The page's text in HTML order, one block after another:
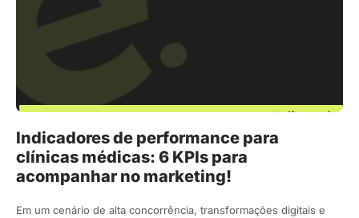
Indicadores de performance para
clínicas médicas: 6 KPIs para
acompanhar no marketing!
Em um cenário de alta concorrência, transformações digitais e